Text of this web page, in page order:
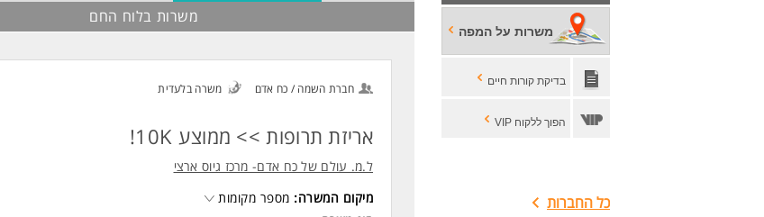
משרות על המפה
בדיקת קורות חיים
הפוך ללקוח VIP
כל החברות
משרות בלוח החם
חברת השמה / כח אדם משרה בלעדית
אריזת תרופות >> ממוצע 10K!
ל.מ. עולם של כח אדם- מרכז גיוס ארצי
מיקום המשרה: מספר מקומות